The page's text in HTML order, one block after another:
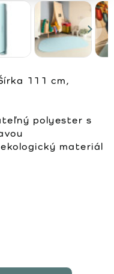
111 cm,
polyester s
materiál